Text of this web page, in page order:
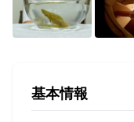
基本情報